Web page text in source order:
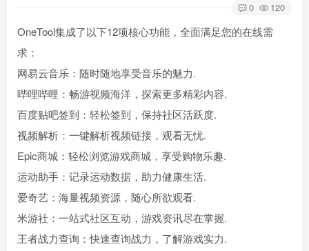
0 120
OneTool集成了以下12项核心功能，全面满足您的在线需
求：
网易云音乐：随时随地享受音乐的魅力.
哔哩哔哩：畅游视频海洋，探索更多精彩内容.
百度贴吧签到：轻松签到，保持社区活跃度.
视频解析：一键解析视频链接，观看无忧.
Epic商城：轻松浏览游戏商城，享受购物乐趣.
运动助手：记录运动数据，助力健康生活.
爱奇艺：海量视频资源，随心所欲观看.
米游社：一站式社区互动，游戏资讯尽在掌握.
王者战力查询：快速查询战力，了解游戏实力.